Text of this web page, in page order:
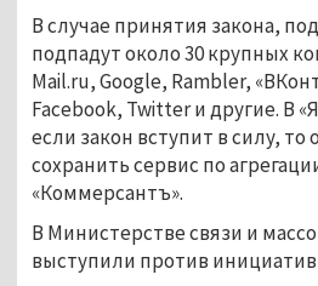
В случае принятия закона,
подпадут около 30 крупных
Mail.ru, Google, Rambler,
Facebook, Twitter и другие. В
если закон вступит в силу, то
сохранить сервис по
«Коммерсантъ».
В Министерстве связи и
выступили против